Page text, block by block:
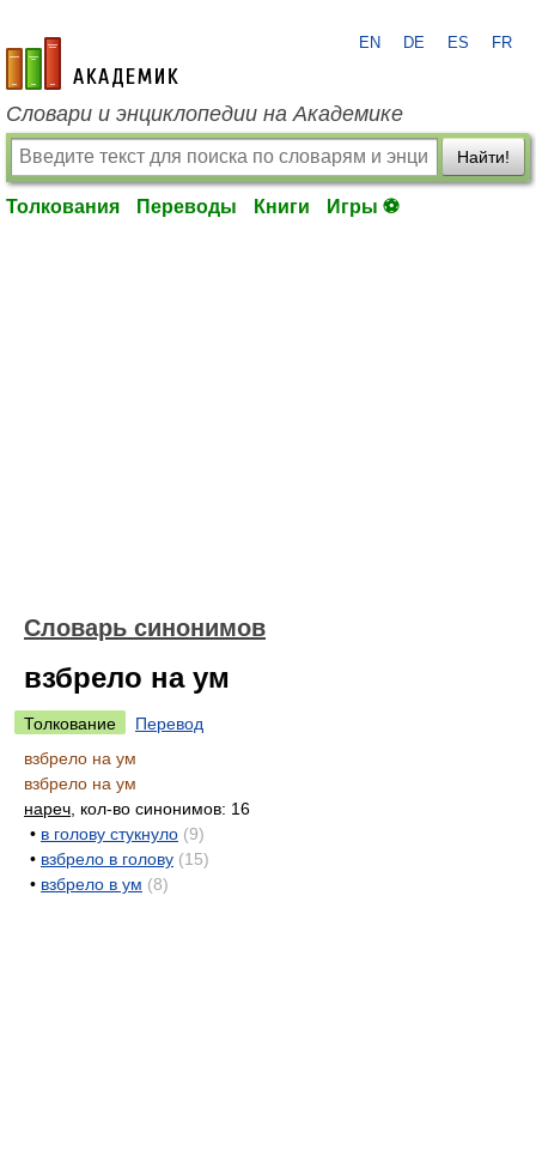
academic.ru
EN DE ES FR
Словари и энциклопедии на Академике
Найти!
Толкования Переводы Книги Игры ⚽
Словарь синонимов
взбрело на ум
Толкование
Перевод
взбрело на ум
взбрело на ум
нареч , кол-во синонимов: 16
• в голову стукнуло (9)
• взбрело в голову (15)
• взбрело в ум (8)